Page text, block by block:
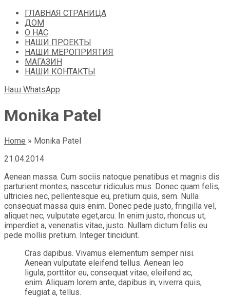
ГЛАВНАЯ СТРАНИЦА
ДОМ
О НАС
НАШИ ПРОЕКТЫ
НАШИ МЕРОПРИЯТИЯ
МАГАЗИН
НАШИ КОНТАКТЫ
Наш WhatsApp
Monika Patel
Home » Monika Patel
21.04.2014
Aenean massa. Cum sociis natoque penatibus et magnis dis
parturient montes, nascetur ridiculus mus. Donec quam felis,
ultricies nec, pellentesque eu, pretium quis, sem. Nulla
consequat massa quis enim. Donec pede justo, fringilla vel,
aliquet nec, vulputate eget,arcu. In enim justo, rhoncus ut,
imperdiet a, venenatis vitae, justo. Nullam dictum felis eu
pede mollis pretium. Integer tincidunt.
Cras dapibus. Vivamus elementum semper nisi.
Aenean vulputate eleifend tellus. Aenean leo
ligula, porttitor eu, consequat vitae, eleifend ac,
enim. Aliquam lorem ante, dapibus in, viverra quis,
feugiat a, tellus.